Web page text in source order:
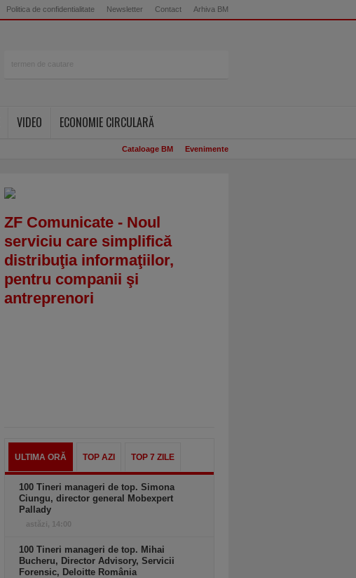
Politica de confidentialitate Newsletter Contact Arhiva BM
VIDEO
ECONOMIE CIRCULARĂ
Cataloage BM Evenimente
ZF Comunicate - Noul
serviciu care simplifică
distribuţia informaţiilor,
pentru companii şi
antreprenori
ULTIMA ORĂ TOP AZI TOP 7 ZILE
100 Tineri manageri de top. Simona
Ciungu, director general Mobexpert
Pallady
astăzi, 14:00
100 Tineri manageri de top. Mihai
Bucheru, Director Advisory, Servicii
Forensic, Deloitte România